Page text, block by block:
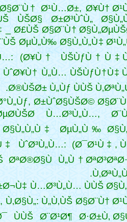
Ø¹Ù…Ø±, Ø¥Ù†
ÙŠØ§ Ø±Ø³ÙˆÙ„
_ Ø£ÙŠ Ø§Ø¨Ù†
ØµÙ„Ù‰ Ø§Ù„Ù„Ù‡
(Ø¥Ù† ÙŠÙƒÙ†Ù‡
ÙˆØ¥Ù† Ù„Ù… ÙŠÙƒÙ†Ù‡
Ø®ÙŠØ± Ù„Ùƒ ÙÙŠ
Ø±ÙˆØ§ÙŠØ©
Ù…Ø³Ù„Ù…,
Ø§Ù„Ù„Ù‡ ØµÙ„Ù‰
ÙˆØ³Ù„Ù…: (Ø¯Ø¹Ù‡,
Ù„Ù†
Ù…Ø³Ù„Ù… ÙÙŠ
Ù‚Ø§Ù„: Ù„Ù‚ÙŠ Ø§Ø¨Ù†
Ø¨Ø¹Ø¶ Ø·Ø±Ù‚